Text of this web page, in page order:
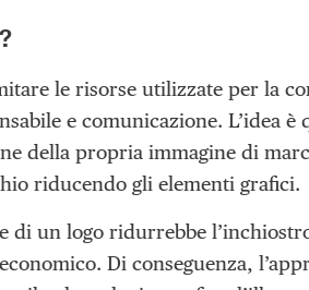
le risorse utilizzate per la
e comunicazione. L’idea
della propria immagine di
riducendo gli elementi grafici.
di un logo ridurrebbe
Di conseguenza,